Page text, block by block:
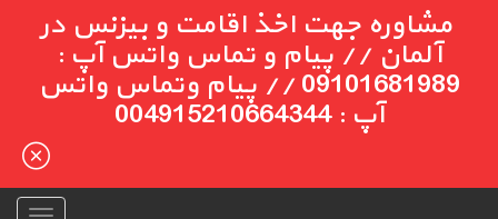
مشاوره جهت اخذ اقامت و بیزنس در
آلمان // پیام و تماس واتس آپ :
09101681989 // پیام وتماس واتس
آپ : 004915210664344